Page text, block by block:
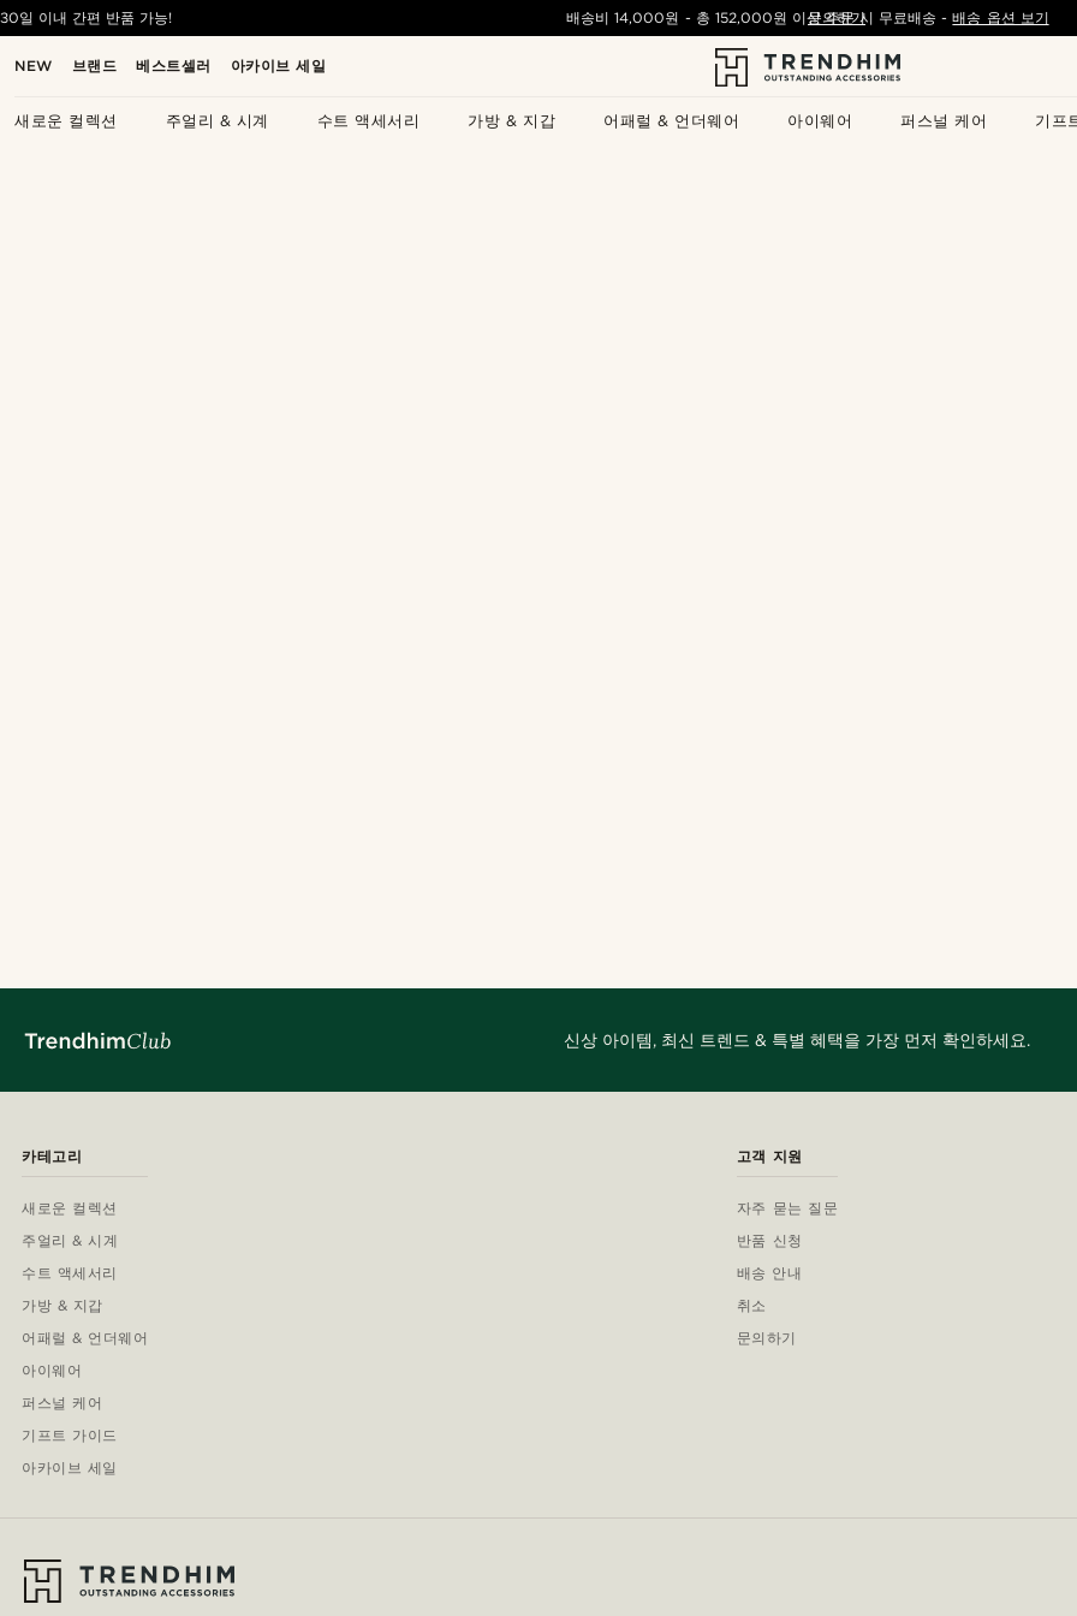
NEW 브랜드 베스트셀러 아카이브 세일
새로운 컬렉션 주얼리 & 시계 수트 액세서리 가방 & 지갑 어패럴 & 언더웨어 아이웨어 퍼스널 케어 기프
30일 이내 간편 반품 가능! 배송비14,000원 - 총 152,000원 이상 주문 시 무료배송- 배송 옵션 보기
문의하기
신상 아이템, 최신 트렌드 & 특별 혜택을 가장 먼저 확인하세요.
카테고리
새로운 컬렉션
주얼리 & 시계
수트 액세서리
가방 & 지갑
어패럴 & 언더웨어
아이웨어
퍼스널 케어
기프트 가이드
아카이브 세일
고객 지원
자주 묻는 질문
반품 신청
배송 안내
취소
문의하기